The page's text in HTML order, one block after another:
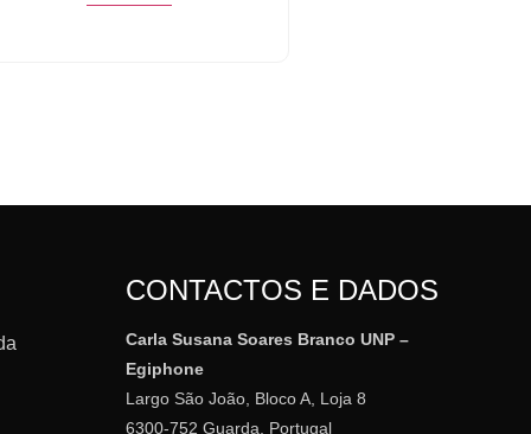
CONTACTOS E DADOS
Carla Susana Soares Branco UNP –
Egiphone
Largo São João, Bloco A, Loja 8
6300-752 Guarda, Portugal